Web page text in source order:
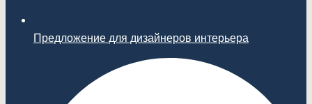
Предложение для дизайнеров интерьера